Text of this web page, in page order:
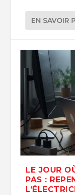
EN SAVOIR
LE JOUR
PAS :